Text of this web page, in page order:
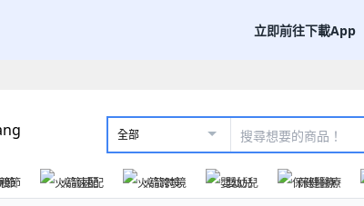
立即前往下載App
全部
節
火箭速配 火箭跨境 嬰幼兒 保健醫療